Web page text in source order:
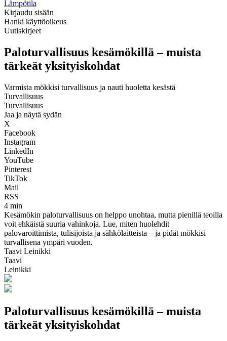
Lämpötila
Kirjaudu sisään
Hanki käyttöoikeus
Uutiskirjeet
Paloturvallisuus kesämökillä – muista
tärkeät yksityiskohdat
Varmista mökkisi turvallisuus ja nauti huoletta kesästä
Turvallisuus
Turvallisuus
Jaa ja näytä sydän
X
Facebook
Instagram
LinkedIn
YouTube
Pinterest
TikTok
Mail
RSS
4 min
Kesämökin paloturvallisuus on helppo unohtaa, mutta pienillä teoilla
voit ehkäistä suuria vahinkoja. Lue, miten huolehdit
palovaroittimista, tulisijoista ja sähkölaitteista – ja pidät mökkisi
turvallisena ympäri vuoden.
Taavi Leinikki
Taavi
Leinikki
Paloturvallisuus kesämökillä – muista
tärkeät yksityiskohdat